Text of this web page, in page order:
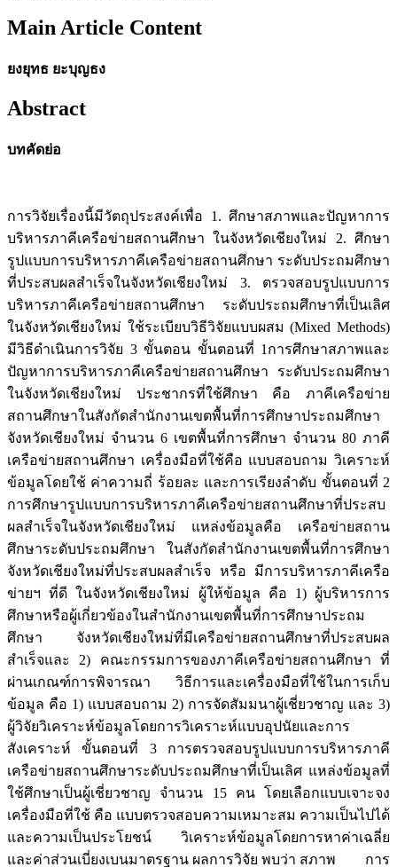
Main Article Content
ยงยุทธ ยะบุญธง
Abstract
บทคัดย่อ
การวิจัยเรื่องนี้มีวัตถุประสงค์เพื่อ 1. ศึกษาสภาพและปัญหาการ
บริหารภาคีเครือข่ายสถานศึกษา ในจังหวัดเชียงใหม่ 2. ศึกษา
รูปแบบการบริหารภาคีเครือข่ายสถานศึกษา ระดับประถมศึกษา
ที่ประสบผลสำเร็จในจังหวัดเชียงใหม่ 3. ตรวจสอบรูปแบบการ
บริหารภาคีเครือข่ายสถานศึกษา ระดับประถมศึกษาที่เป็นเลิศ
ในจังหวัดเชียงใหม่ ใช้ระเบียบวิธีวิจัยแบบผสม (Mixed Methods)
มีวิธีดำเนินการวิจัย 3 ขั้นตอน ขั้นตอนที่ 1การศึกษาสภาพและ
ปัญหาการบริหารภาคีเครือข่ายสถานศึกษา ระดับประถมศึกษา
ในจังหวัดเชียงใหม่ ประชากรที่ใช้ศึกษา คือ ภาคีเครือข่าย
สถานศึกษาในสังกัดสำนักงานเขตพื้นที่การศึกษาประถมศึกษา
จังหวัดเชียงใหม่ จำนวน 6 เขตพื้นที่การศึกษา จำนวน 80 ภาคี
เครือข่ายสถานศึกษา เครื่องมือที่ใช้คือ แบบสอบถาม วิเคราะห์
ข้อมูลโดยใช้ ค่าความถี่ ร้อยละ และการเรียงลำดับ ขั้นตอนที่ 2
การศึกษารูปแบบการบริหารภาคีเครือข่ายสถานศึกษาที่ประสบ
ผลสำเร็จในจังหวัดเชียงใหม่ แหล่งข้อมูลคือ เครือข่ายสถาน
ศึกษาระดับประถมศึกษา ในสังกัดสำนักงานเขตพื้นที่การศึกษา
จังหวัดเชียงใหม่ที่ประสบผลสำเร็จ หรือ มีการบริหารภาคีเครือ
ข่ายฯ ที่ดี ในจังหวัดเชียงใหม่ ผู้ให้ข้อมูล คือ 1) ผู้บริหารการ
ศึกษาหรือผู้เกี่ยวข้องในสำนักงานเขตพื้นที่การศึกษาประถม
ศึกษา จังหวัดเชียงใหม่ที่มีเครือข่ายสถานศึกษาที่ประสบผล
สำเร็จและ 2) คณะกรรมการของภาคีเครือข่ายสถานศึกษา ที่
ผ่านเกณฑ์การพิจารณา วิธีการและเครื่องมือที่ใช้ในการเก็บ
ข้อมูล คือ 1) แบบสอบถาม 2) การจัดสัมมนาผู้เชี่ยวชาญ และ 3)
ผู้วิจัยวิเคราะห์ข้อมูลโดยการวิเคราะห์แบบอุปนัยและการ
สังเคราะห์ ขั้นตอนที่ 3 การตรวจสอบรูปแบบการบริหารภาคี
เครือข่ายสถานศึกษาระดับประถมศึกษาที่เป็นเลิศ แหล่งข้อมูลที่
ใช้ศึกษาเป็นผู้เชี่ยวชาญ จำนวน 15 คน โดยเลือกแบบเจาะจง
เครื่องมือที่ใช้ คือ แบบตรวจสอบความเหมาะสม ความเป็นไปได้
และความเป็นประโยชน์ วิเคราะห์ข้อมูลโดยการหาค่าเฉลี่ย
และค่าส่วนเบี่ยงเบนมาตรฐาน ผลการวิจัย พบว่า สภาพ การ